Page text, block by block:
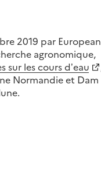
2019 par European
agronomique,
sur les cours d’eau
Normandie et Dam